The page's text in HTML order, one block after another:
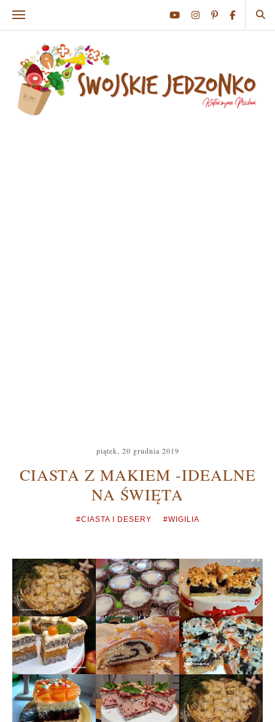
piątek, 20 grudnia 2019
CIASTA Z MAKIEM -IDEALNE
NA ŚWIĘTA
#CIASTA I DESERY #WIGILIA